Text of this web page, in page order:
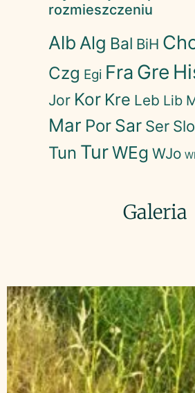
rozmieszczeniu
AlbAlg Bal BiH
Czg Egi Fra Gre
Jor Kor Kre Leb Lib
Mar Por Sar Ser Slo
Tun TurWEg WJo
Galeria